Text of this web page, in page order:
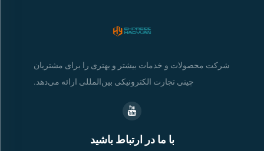
شرکت محصولات و خدمات بیشتر و بهتری را برای مشتریان
چینی تجارت الکترونیکی بین‌المللی ارائه می‌دهد.
با ما در ارتباط باشید